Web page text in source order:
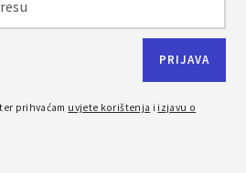
prihvaćam uvjete korištenja i izjavu o